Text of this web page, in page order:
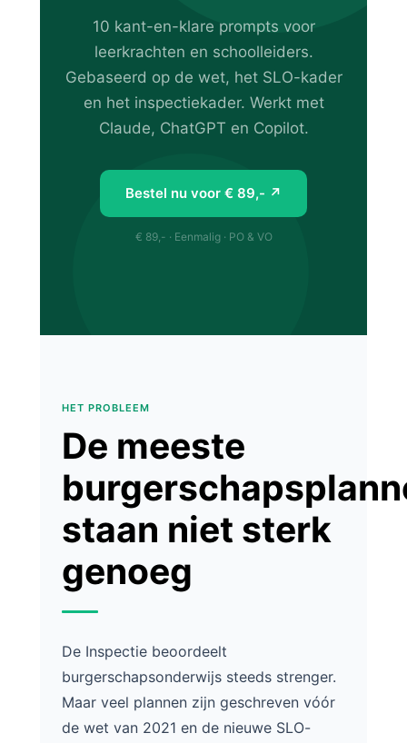
10 kant-en-klare prompts voor
leerkrachten en schoolleiders.
Gebaseerd op de wet, het SLO-kader
en het inspectiekader. Werkt met
Claude, ChatGPT en Copilot.
Bestel nu voor € 89,- ↗
€ 89,- · Eenmalig · PO & VO
HET PROBLEEM
De meeste
staan niet sterk
genoeg
De Inspectie beoordeelt
burgerschapsonderwijs steeds strenger.
Maar veel plannen zijn geschreven vóór
de wet van 2021 en de nieuwe SLO-